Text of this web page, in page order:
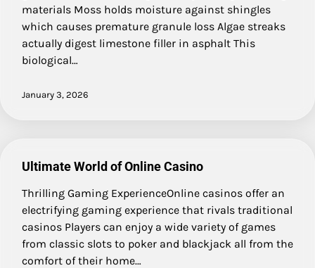
materials Moss holds moisture against shingles
which causes premature granule loss Algae streaks
actually digest limestone filler in asphalt This
biological…
January 3, 2026
Ultimate World of Online Casino
Thrilling Gaming ExperienceOnline casinos offer an
electrifying gaming experience that rivals traditional
casinos Players can enjoy a wide variety of games
from classic slots to poker and blackjack all from the
comfort of their home…